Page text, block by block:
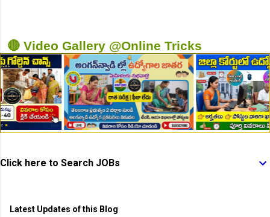
🔴 Video Gallery @Online Tricks
Click here to Search JOBs
Latest Updates of this Blog